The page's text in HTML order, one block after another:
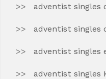
adventist singles
adventist singles
adventist singles
adventist singles